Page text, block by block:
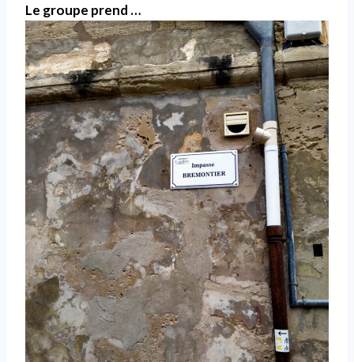
Le groupe prend …